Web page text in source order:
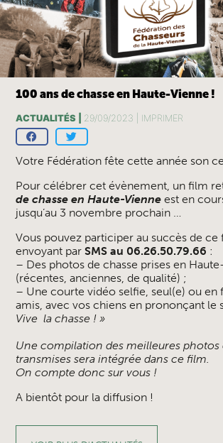
100 ans de chasse en Haute-Vienne !
ACTUALITÉS | 29/09/2023 | IMPRIMER
Votre Fédération fête cette année son
Pour célébrer cet évènement, un film
de chasse en Haute-Vienne est en
jusqu’au 3 novembre prochain …
Vous pouvez participer au succès de ce
envoyant parSMS au 06.26.50.79.66 :
– Des photos de chasse prises en
(récentes, anciennes, de qualité) ;
– Une courte vidéo selfie, seul(e) ou en
amis, avec vos chiens en prononçant le
Vive la chasse ! »
Une compilation des meilleures photos
transmises sera intégrée dans ce film.
On compte donc sur vous !
A bientôt pour la diffusion !